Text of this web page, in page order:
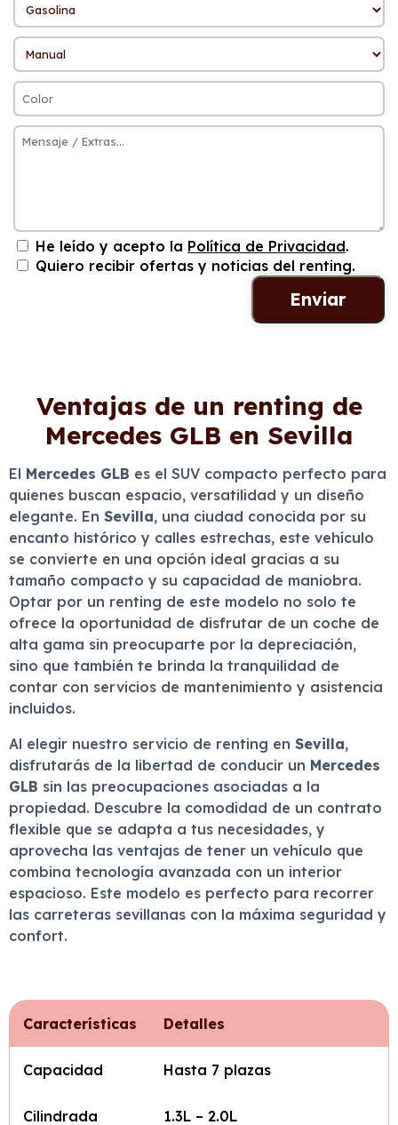
He leído y acepto la Política de Privacidad.
Quiero recibir ofertas y noticias del renting.
Ventajas de un renting de
Mercedes GLB en Sevilla
El Mercedes GLB es el SUV compacto perfecto para
quienes buscan espacio, versatilidad y un diseño
elegante. En Sevilla, una ciudad conocida por su
encanto histórico y calles estrechas, este vehículo
se convierte en una opción ideal gracias a su
tamaño compacto y su capacidad de maniobra.
Optar por un renting de este modelo no solo te
ofrece la oportunidad de disfrutar de un coche de
alta gama sin preocuparte por la depreciación,
sino que también te brinda la tranquilidad de
contar con servicios de mantenimiento y asistencia
incluidos.
Al elegir nuestro servicio de renting en Sevilla,
disfrutarás de la libertad de conducir un Mercedes
GLB sin las preocupaciones asociadas a la
propiedad. Descubre la comodidad de un contrato
flexible que se adapta a tus necesidades, y
aprovecha las ventajas de tener un vehículo que
combina tecnología avanzada con un interior
espacioso. Este modelo es perfecto para recorrer
las carreteras sevillanas con la máxima seguridad y
confort.
Características Detalles
Capacidad Hasta 7 plazas
Cilindrada 1.3L – 2.0L